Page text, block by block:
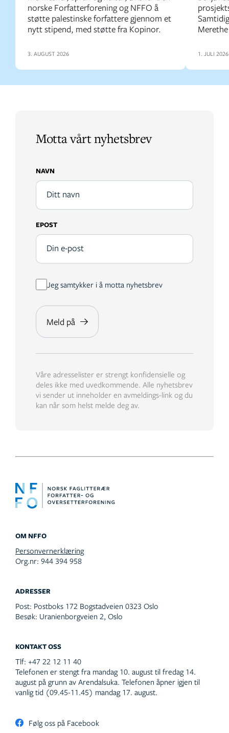
norske Forfatterforening og NFFO å
støtte palestinske forfattere gjennom et
nytt stipend, med støtte fra Kopinor.
3. AUGUST 2026 1. JULI 2026
OM NFFO
Personvernerklæring
Org.nr: 944 394 958
ADRESSER
Post: Postboks 172 Bogstadveien 0323 Oslo
Besøk: Uranienborgveien 2, Oslo
KONTAKT OSS
Tlf: +47 22 12 11 40
Telefonen er stengt fra mandag 10. august til fredag 14.
august på grunn av Arendalsuka. Telefonen åpner igjen til
vanlig tid (09.45-11.45) mandag 17. august.
Følg oss på Facebook
Motta vårt nyhetsbrev
NAVN
EPOST
Jeg samtykker i å motta nyhetsbrev
Våre adresselister er strengt konfidensielle og
deles ikke med uvedkommende. Alle nyhetsbrev
vi sender ut inneholder en avmeldings-link og du
kan når som helst melde deg av.